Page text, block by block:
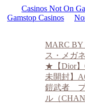
Casinos Not On
Gamstop Casinos
MARC BY
ス・メガ
★【Dior】
未開封】
鎧武者 プ
ル（